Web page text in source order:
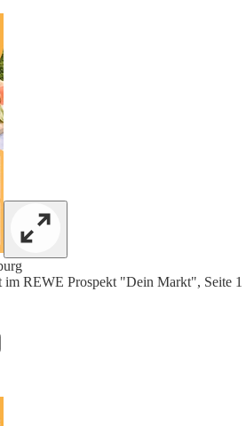
im REWE Prospekt "Dein Markt", Seite 1